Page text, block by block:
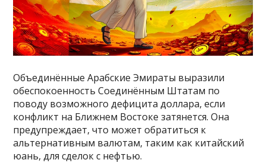
Объединённые Арабские Эмираты выразили
обеспокоенность Соединённым Штатам по
поводу возможного дефицита доллара, если
конфликт на Ближнем Востоке затянется. Она
предупреждает, что может обратиться к
альтернативным валютам, таким как китайский
юань, для сделок с нефтью.